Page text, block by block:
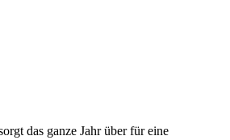
das ganze Jahr über für eine